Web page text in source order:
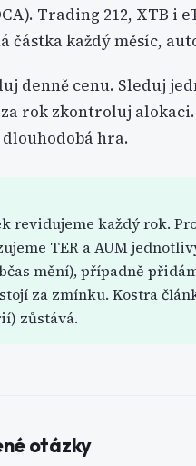
Trading 212, XTB i
částka každý měsíc,
denně cenu. Sleduj
rok zkontroluj alokaci.
hra.
revidujeme každý rok.
TER a AUM
mění), případně
za zmínku. Kostra
zůstává.
otázky